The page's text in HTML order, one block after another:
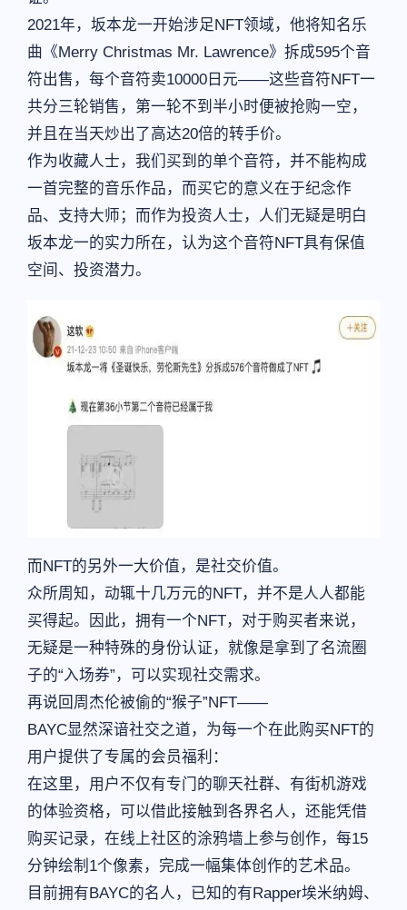
2021年，坂本龙一开始涉足NFT领域，他将知名乐
曲《Merry Christmas Mr. Lawrence》拆成595个音
符出售，每个音符卖10000日元——这些音符NFT一
共分三轮销售，第一轮不到半小时便被抢购一空，
并且在当天炒出了高达20倍的转手价。
作为收藏人士，我们买到的单个音符，并不能构成
一首完整的音乐作品，而买它的意义在于纪念作
品、支持大师；而作为投资人士，人们无疑是明白
坂本龙一的实力所在，认为这个音符NFT具有保值
空间、投资潜力。
而NFT的另外一大价值，是社交价值。
众所周知，动辄十几万元的NFT，并不是人人都能
买得起。因此，拥有一个NFT，对于购买者来说，
无疑是一种特殊的身份认证，就像是拿到了名流圈
子的“入场券”，可以实现社交需求。
再说回周杰伦被偷的“猴子”NFT——
BAYC显然深谙社交之道，为每一个在此购买NFT的
用户提供了专属的会员福利：
在这里，用户不仅有专门的聊天社群、有街机游戏
的体验资格，可以借此接触到各界名人，还能凭借
购买记录，在线上社区的涂鸦墙上参与创作，每15
分钟绘制1个像素，完成一幅集体创作的艺术品。
目前拥有BAYC的名人，已知的有Rapper埃米纳姆、